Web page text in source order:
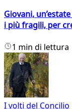
Giovani,
i più fragili, per
1 min di lettura
I volti del Concilio